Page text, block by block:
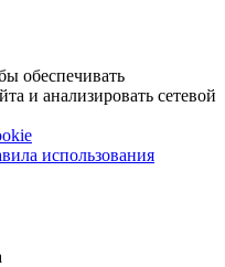
обеспечивать
и анализировать сетевой
использования